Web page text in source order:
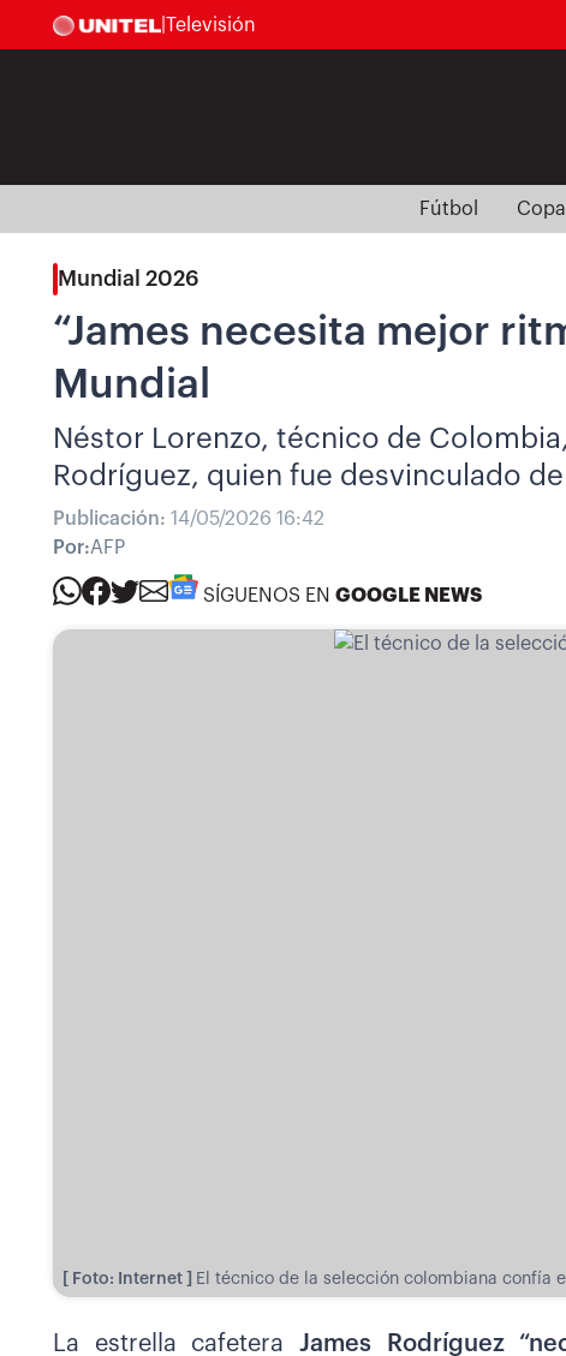
Televisión
Fútbol
Mundial 2026
“James necesita mejor
Mundial
Néstor Lorenzo, técnico de
Rodríguez, quien fue desvinculado
Publicación: 14/05/2026 16:42
Por:AFP
SÍGUENOS EN GOOGLE NEWS
[ Foto: Internet ] El técnico de la selección colombiana confía
La estrella cafetera James Rodríguez